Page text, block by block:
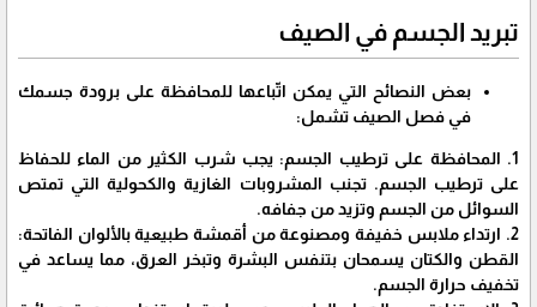
تبريد الجسم في الصيف
بعض النصائح التي يمكن اتّباعها للمحافظة على برودة جسمك
في فصل الصيف تشمل:
1. المحافظة على ترطيب الجسم: يجب شرب الكثير من الماء للحفاظ
على ترطيب الجسم. تجنب المشروبات الغازية والكحولية التي تمتص
السوائل من الجسم وتزيد من جفافه.
2. ارتداء ملابس خفيفة ومصنوعة من أقمشة طبيعية بالألوان الفاتحة:
القطن والكتان يسمحان بتنفس البشرة وتبخر العرق، مما يساعد في
تخفيف حرارة الجسم.